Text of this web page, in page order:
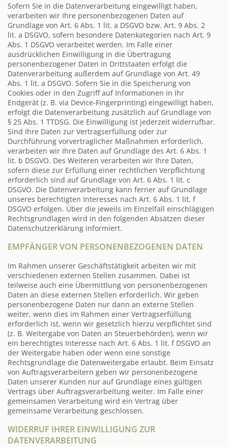
Sofern Sie in die Datenverarbeitung eingewilligt haben,
verarbeiten wir Ihre personenbezogenen Daten auf
Grundlage von Art. 6 Abs. 1 lit. a DSGVO bzw. Art. 9 Abs. 2
lit. a DSGVO, sofern besondere Datenkategorien nach Art. 9
Abs. 1 DSGVO verarbeitet werden. Im Falle einer
ausdrücklichen Einwilligung in die Übertragung
personenbezogener Daten in Drittstaaten erfolgt die
Datenverarbeitung außerdem auf Grundlage von Art. 49
Abs. 1 lit. a DSGVO. Sofern Sie in die Speicherung von
Cookies oder in den Zugriff auf Informationen in Ihr
Endgerät (z. B. via Device-Fingerprinting) eingewilligt haben,
erfolgt die Datenverarbeitung zusätzlich auf Grundlage von
§ 25 Abs. 1 TTDSG. Die Einwilligung ist jederzeit widerrufbar.
Sind Ihre Daten zur Vertragserfüllung oder zur
Durchführung vorvertraglicher Maßnahmen erforderlich,
verarbeiten wir Ihre Daten auf Grundlage des Art. 6 Abs. 1
lit. b DSGVO. Des Weiteren verarbeiten wir Ihre Daten,
sofern diese zur Erfüllung einer rechtlichen Verpflichtung
erforderlich sind auf Grundlage von Art. 6 Abs. 1 lit. c
DSGVO. Die Datenverarbeitung kann ferner auf Grundlage
unseres berechtigten Interesses nach Art. 6 Abs. 1 lit. f
DSGVO erfolgen. Über die jeweils im Einzelfall einschlägigen
Rechtsgrundlagen wird in den folgenden Absätzen dieser
Datenschutzerklärung informiert.
EMPFÄNGER VON PERSONENBEZOGENEN DATEN
Im Rahmen unserer Geschäftstätigkeit arbeiten wir mit
verschiedenen externen Stellen zusammen. Dabei ist
teilweise auch eine Übermittlung von personenbezogenen
Daten an diese externen Stellen erforderlich. Wir geben
personenbezogene Daten nur dann an externe Stellen
weiter, wenn dies im Rahmen einer Vertragserfüllung
erforderlich ist, wenn wir gesetzlich hierzu verpflichtet sind
(z. B. Weitergabe von Daten an Steuerbehörden), wenn wir
ein berechtigtes Interesse nach Art. 6 Abs. 1 lit. f DSGVO an
der Weitergabe haben oder wenn eine sonstige
Rechtsgrundlage die Datenweitergabe erlaubt. Beim Einsatz
von Auftragsverarbeitern geben wir personenbezogene
Daten unserer Kunden nur auf Grundlage eines gültigen
Vertrags über Auftragsverarbeitung weiter. Im Falle einer
gemeinsamen Verarbeitung wird ein Vertrag über
gemeinsame Verarbeitung geschlossen.
WIDERRUF IHRER EINWILLIGUNG ZUR
DATENVERARBEITUNG